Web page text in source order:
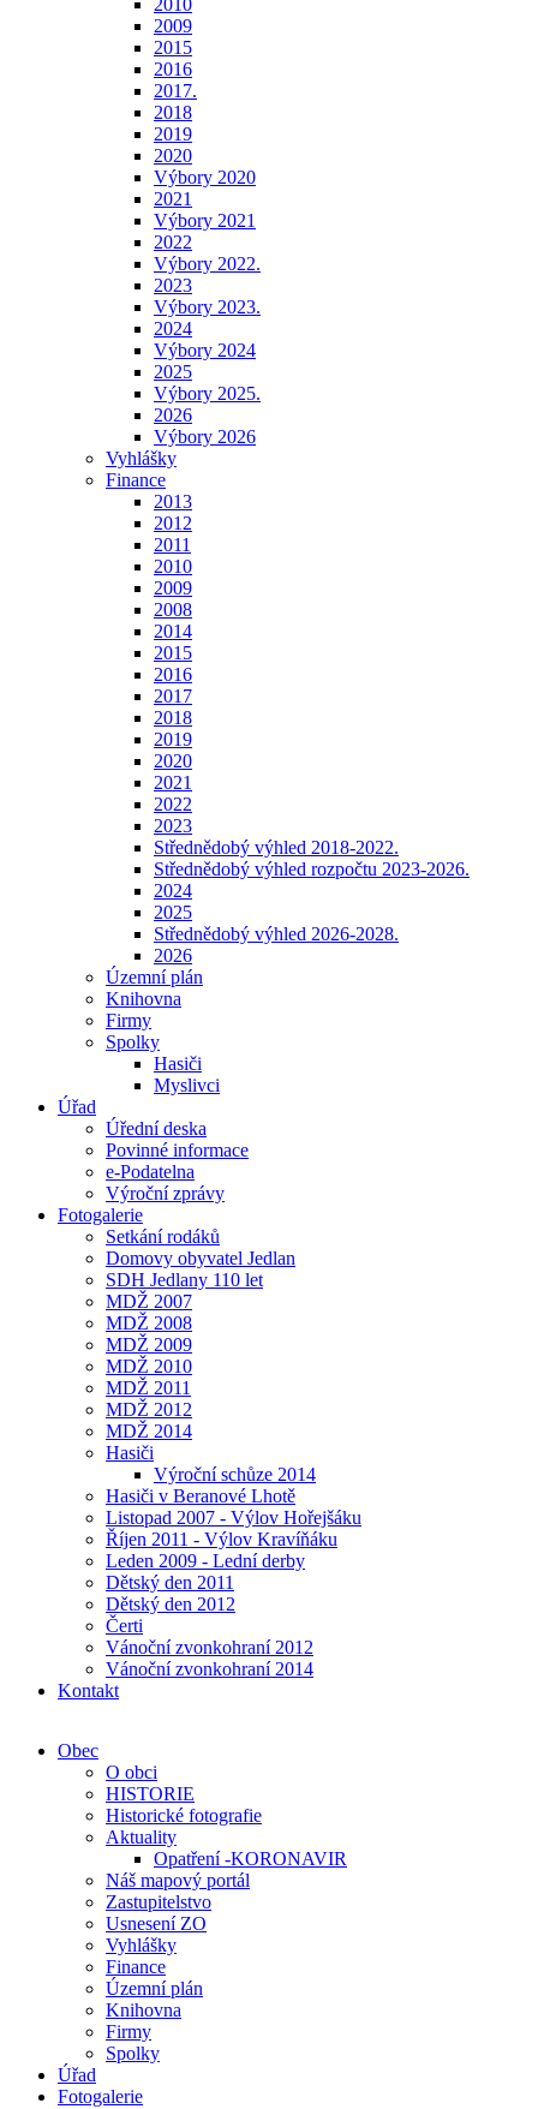
2010
2009
2015
2016
2017.
2018
2019
2020
Výbory 2020
2021
Výbory 2021
2022
Výbory 2022.
2023
Výbory 2023.
2024
Výbory 2024
2025
Výbory 2025.
2026
Výbory 2026
Vyhlášky
Finance
2013
2012
2011
2010
2009
2008
2014
2015
2016
2017
2018
2019
2020
2021
2022
2023
Střednědobý výhled 2018-2022.
Střednědobý výhled rozpočtu 2023-2026.
2024
2025
Střednědobý výhled 2026-2028.
2026
Územní plán
Knihovna
Firmy
Spolky
Hasiči
Myslivci
Úřad
Úřední deska
Povinné informace
e-Podatelna
Výroční zprávy
Fotogalerie
Setkání rodáků
Domovy obyvatel Jedlan
SDH Jedlany 110 let
MDŽ 2007
MDŽ 2008
MDŽ 2009
MDŽ 2010
MDŽ 2011
MDŽ 2012
MDŽ 2014
Hasiči
Výroční schůze 2014
Hasiči v Beranové Lhotě
Listopad 2007 - Výlov Hořejšáku
Říjen 2011 - Výlov Kravíňáku
Leden 2009 - Lední derby
Dětský den 2011
Dětský den 2012
Čerti
Vánoční zvonkohraní 2012
Vánoční zvonkohraní 2014
Kontakt
Obec
O obci
HISTORIE
Historické fotografie
Aktuality
Opatření -KORONAVIR
Náš mapový portál
Zastupitelstvo
Usnesení ZO
Vyhlášky
Finance
Územní plán
Knihovna
Firmy
Spolky
Úřad
Fotogalerie